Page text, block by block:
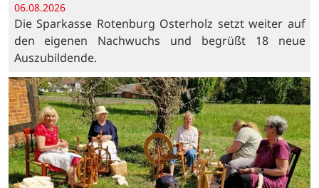
06.08.2026
Die Sparkasse Rotenburg Osterholz setzt weiter auf
den eigenen Nachwuchs und begrüßt 18 neue
Auszubildende.